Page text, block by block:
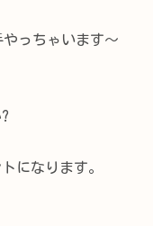
やっちゃいます～
になります。